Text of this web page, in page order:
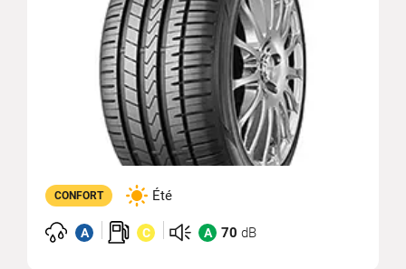
CONFORT Été
A C A 70 dB